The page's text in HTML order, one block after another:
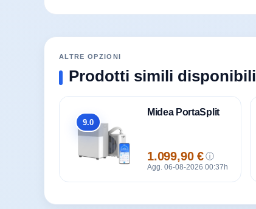
ALTRE OPZIONI
Prodotti simili disponibili
Totale
9.0
Midea PortaSplit
Prezzo
1.099,90 € ⓘ
Agg. 06-08-2026 00:37h